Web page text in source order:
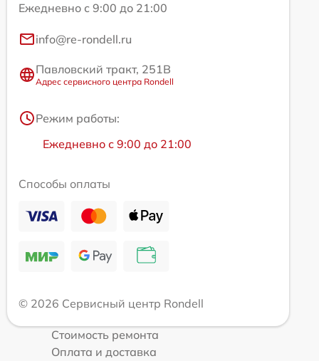
Ежедневно с 9:00 до 21:00
info@re-rondell.ru
Павловский тракт, 251В
Адрес сервисного центра Rondell
Режим работы:
Ежедневно с 9:00 до 21:00
Способы оплаты
© 2026 Сервисный центр Rondell
Стоимость ремонта
Оплата и доставка